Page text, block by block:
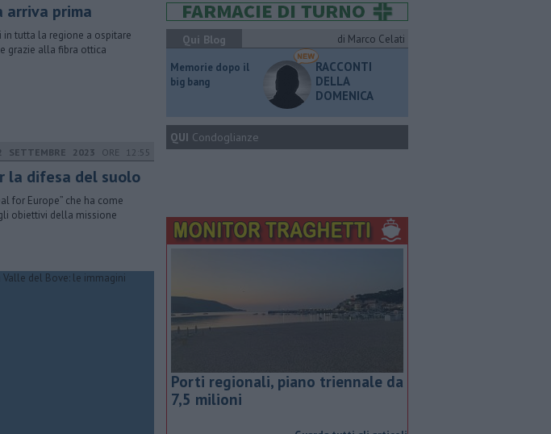
prima
tutta la regione a ospitare
grazie alla fibra ottica
SETTEMBRE 2023 ORE 12:55
la difesa del suolo
for Europe” che ha come
obiettivi della missione
Qui Blog di Marco Celati
Memorie dopo il
big bang
RACCONTI
DELLA
DOMENICA
QUI Condoglianze
Porti regionali, piano triennale da
7,5 milioni